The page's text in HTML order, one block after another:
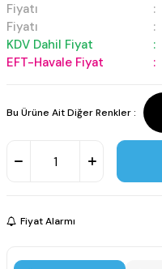
Fiyatı :
Fiyatı
:
KDV Dahil Fiyat
:
EFT-Havale Fiyat
:
Bu Ürüne Ait Diğer Renkler :
Fiyat Alarmı